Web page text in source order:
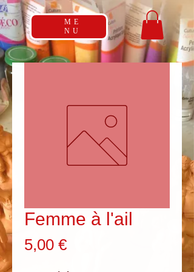
ME
NU
Femme à l'ail
5,00 €Prix